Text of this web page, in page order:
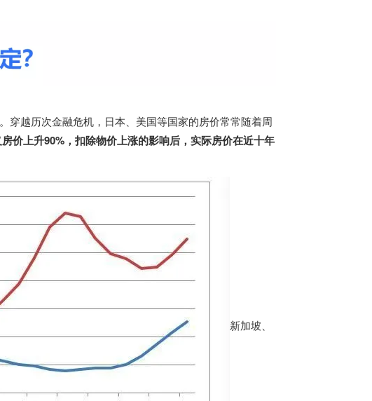
穿越历次金融危机，日本、美国等国家的房价常常随着周
价上升90%，扣除物价上涨的影响后，实际房价在近十年
新加坡、